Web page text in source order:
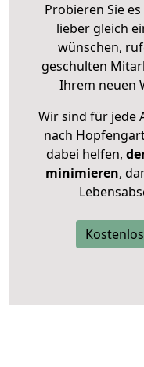
Probieren Sie
lieber gleich
wünschen,
geschulten
Ihrem neuen
Wir sind für jede
nach
dabei helfen,
minimieren,